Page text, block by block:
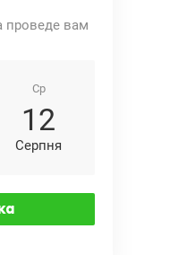
проведе вам
Ср
12
Серпня